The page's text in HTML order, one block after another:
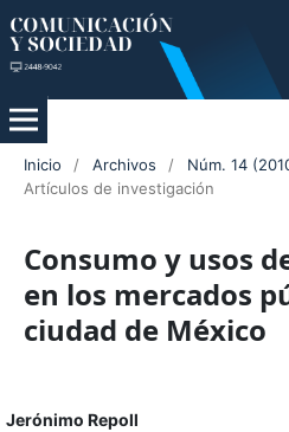
Inicio / Archivos / Núm. 14
Artículos de investigación
Consumo y usos
en los mercados
ciudad de México
Jerónimo Repoll